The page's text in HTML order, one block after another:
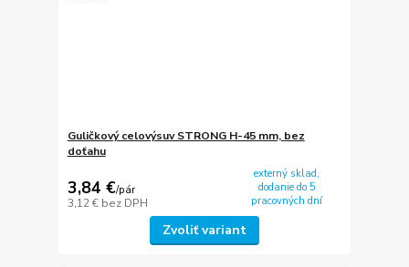
Guličkový celovýsuv STRONG H-45 mm, bez
doťahu
3,84 €/pár
3,12 € bez DPH
externý sklad,
dodanie do 5
pracovných dní
Zvoliť variant